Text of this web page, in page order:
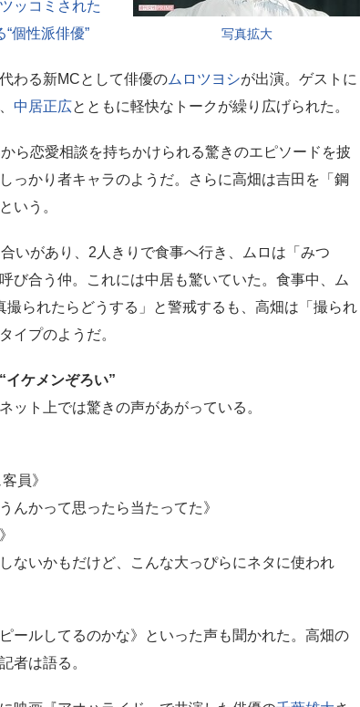
写真拡大
ッコミされた
個性派俳優”
わる新MCとして俳優のムロツヨシが出演。ゲストに
中居正広とともに軽快なトークが繰り広げられた。
から恋愛相談を持ちかけられる驚きのエピソードを披
っかり者キャラのようだ。さらに高畑は吉田を「鋼
いう。
いがあり、2人きりで食事へ行き、ムロは「みつ
び合う仲。これには中居も驚いていた。食事中、ム
撮られたらどうする」と警戒するも、高畑は「撮られ
イプのようだ。
イケメンぞろい”
ト上では驚きの声があがっている。
員》
んかって思ったら当たってた》
ないかもだけど、こんな大っぴらにネタに使われ
ールしてるのかな》といった声も聞かれた。高畑の
者は語る。